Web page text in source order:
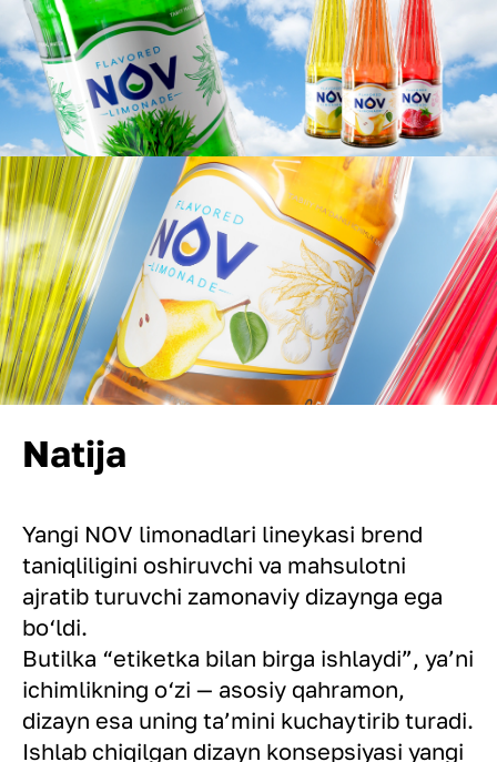
Natija
Yangi NOV limonadlari lineykasi brend
taniqliligini oshiruvchi va mahsulotni
ajratib turuvchi zamonaviy dizaynga ega
bo‘ldi.
Butilka “etiketka bilan birga ishlaydi”, ya’ni
ichimlikning o‘zi — asosiy qahramon,
dizayn esa uning ta’mini kuchaytirib turadi.
Ishlab chiqilgan dizayn konsepsiyasi yangi